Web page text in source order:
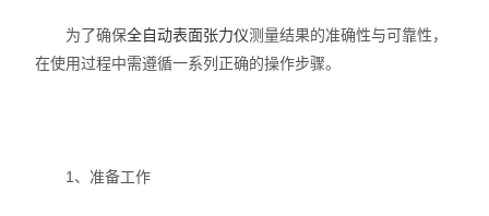
TOF相机（Time of Flight）
为了确保全自动表面张力仪测量结果的准确性与可靠性，
在使用过程中需遵循一系列正确的操作步骤。
1、准备工作